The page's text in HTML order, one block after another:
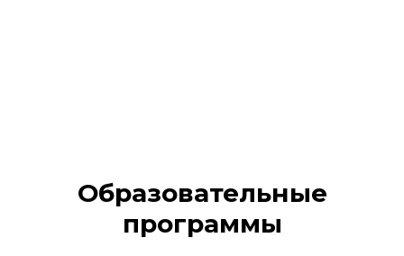
Образовательные
программы